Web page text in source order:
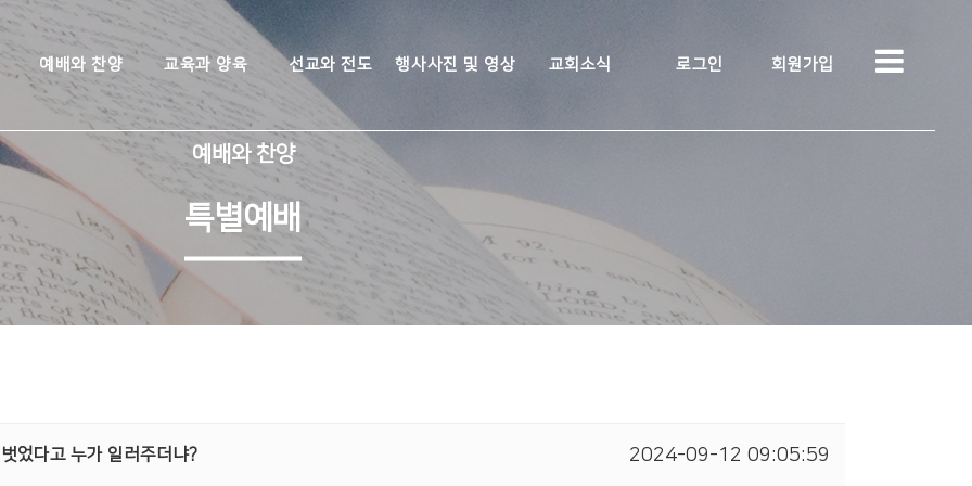
예배와 찬양 교육과 양육 선교와 전도 행사사진 및 영상 교회소식 로그인 회원가입
예배와 찬양
특별예배
었다고 누가 일러주더냐? 2024-09-12 09:05:59